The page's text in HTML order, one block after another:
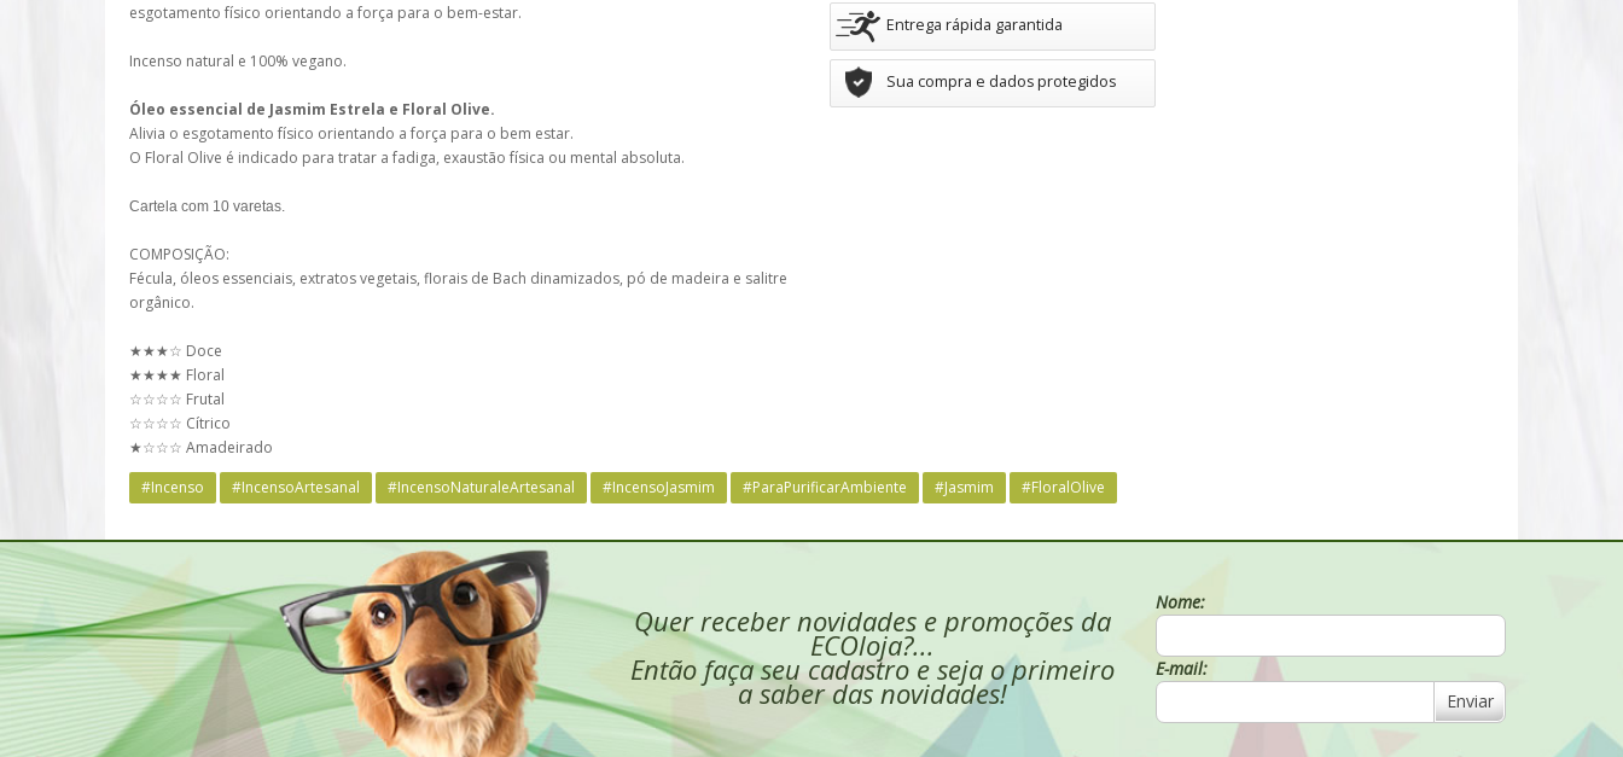
esgotamento físico orientando a força para o bem-estar.
Incenso natural e 100% vegano.
Óleo essencial de Jasmim Estrela e Floral Olive.
Alivia o esgotamento físico orientando a força para o bem estar.
O Floral Olive é indicado para tratar a fadiga, exaustão física ou mental absoluta.
Cartela com 10 varetas.
COMPOSIÇÃO:
Fécula, óleos essenciais, extratos vegetais, florais de Bach dinamizados, pó de madeira e salitre
orgânico.
★★★☆ Doce
★★★★ Floral
☆☆☆☆ Frutal
☆☆☆☆ Cítrico
★☆☆☆ Amadeirado
Entrega rápida garantida
Sua compra e dados protegidos
#Incenso #IncensoArtesanal #IncensoNaturaleArtesanal #IncensoJasmim #ParaPurificarAmbiente #Jasmim #FloralOlive
Quer receber novidades e promoções da
ECOloja?...
Então faça seu cadastro e seja o primeiro
a saber das novidades!
Nome:
E-mail:
Enviar